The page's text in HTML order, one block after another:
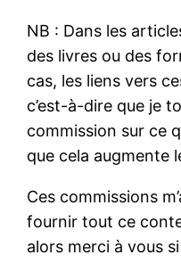
NB : Dans les
des livres ou des
cas, les liens vers
c’est-à-dire que je
commission sur ce
que cela augmente
Ces commissions
fournir tout ce
alors merci à vous